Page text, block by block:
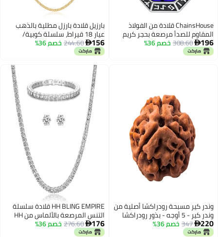
ChainsHouse قلادة من الفولاذ
المقاوم للصدأ مرصعة بحجر كريم
أزرق، بتصميم رونية فايكنغ، للرجال
196
308.60خصم 36%
بارزيل قلادة بارزل مطلية بالذهب
عيار 18 قيراط، سلسلة كوبية/
مم، للنساء أو الرجال - صنع في
156
244.60خصم 36%
وندر كير مسبحة رودراكشا أصلية من
وندر كير - 5 أوجه - بذور رودراكشا
إندونيسية أصلية، زينة دينية،
مسبحة، قلادة جابا مالا - مستوردة
220
347 خصم 36%
HH BLING EMPIRE قلادة سلسلة
التنس المرصعة بالألماس من HH
BLING EMPIRE باللونين الذهبي
والفضي للرجال والنساء، وقلادات
176
276.60خصم 36%